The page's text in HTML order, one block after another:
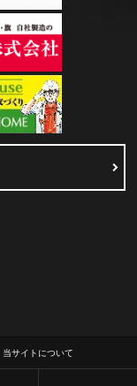
当サイトについて